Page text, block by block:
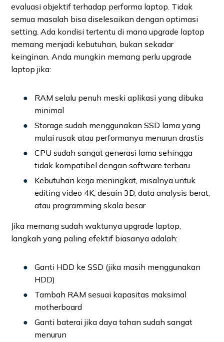
evaluasi objektif terhadap performa laptop. Tidak
semua masalah bisa diselesaikan dengan optimasi
setting. Ada kondisi tertentu di mana upgrade laptop
memang menjadi kebutuhan, bukan sekadar
keinginan. Anda mungkin memang perlu upgrade
laptop jika:
RAM selalu penuh meski aplikasi yang dibuka
minimal
Storage sudah menggunakan SSD lama yang
mulai rusak atau performanya menurun drastis
CPU sudah sangat generasi lama sehingga
tidak kompatibel dengan software terbaru
Kebutuhan kerja meningkat, misalnya untuk
editing video 4K, desain 3D, data analysis berat,
atau programming skala besar
Jika memang sudah waktunya upgrade laptop,
langkah yang paling efektif biasanya adalah:
Ganti HDD ke SSD (jika masih menggunakan
HDD)
Tambah RAM sesuai kapasitas maksimal
motherboard
Ganti baterai jika daya tahan sudah sangat
menurun